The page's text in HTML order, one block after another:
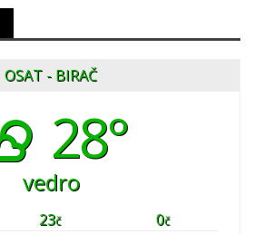
OSAT - BIRAČ
28°
vedro
23č 0č